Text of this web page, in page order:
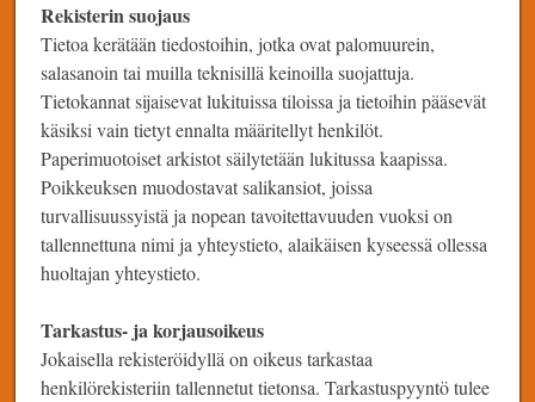
Rekisterin suojaus
Tietoa kerätään tiedostoihin, jotka ovat palomuurein,
salasanoin tai muilla teknisillä keinoilla suojattuja.
Tietokannat sijaisevat lukituissa tiloissa ja tietoihin pääsevät
käsiksi vain tietyt ennalta määritellyt henkilöt.
Paperimuotoiset arkistot säilytetään lukitussa kaapissa.
Poikkeuksen muodostavat salikansiot, joissa
turvallisuussyistä ja nopean tavoitettavuuden vuoksi on
tallennettuna nimi ja yhteystieto, alaikäisen kyseessä ollessa
huoltajan yhteystieto.
Tarkastus- ja korjausoikeus
Jokaisella rekisteröidyllä on oikeus tarkastaa
henkilörekisteriin tallennetut tietonsa. Tarkastuspyyntö tulee